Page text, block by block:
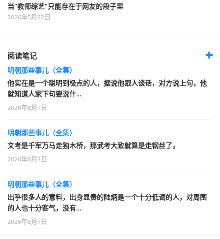
当“教师综艺”只能存在于网友的段子里
2026年5月22日
阅读笔记
明朝那些事儿（全集）
他实在是一个聪明到极点的人，据说他跟人谈话，对方说上句，他
就知道人家下句要说什…
2026年8月7日
明朝那些事儿（全集）
文考是千军万马走独木桥，那武考大致就算是走钢丝了。
2026年8月7日
明朝那些事儿（全集）
出乎很多人的意料，出身显贵的陆炳是一个十分低调的人，对周围
的人也十分客气，没有…
2026年8月7日